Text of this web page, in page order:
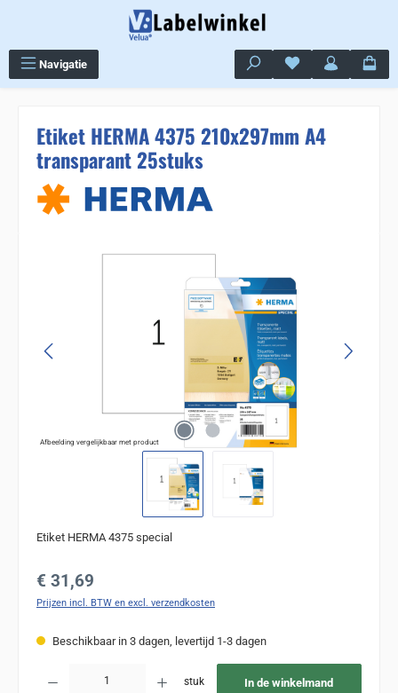
Navigatie Je hebt 0 items op
Etiket HERMA 4375 210x297mm A4
transparant 25stuks
Sla de afbeeldingengalerij over
Afbeelding vergelijkbaar met product
Etiket HERMA 4375 special
Normale prijs:
€ 31,69
Prijzen incl. BTW en excl. verzendkosten
Beschikbaar in 3 dagen, levertijd 1-3 dagen
stuk In de winkelmand